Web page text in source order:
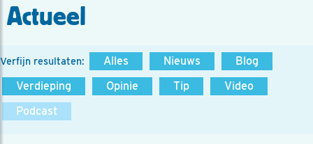
Actueel
Verfijn resultaten: Alles Nieuws
Blog
Verdieping
Opinie Tip
Video
Podcast